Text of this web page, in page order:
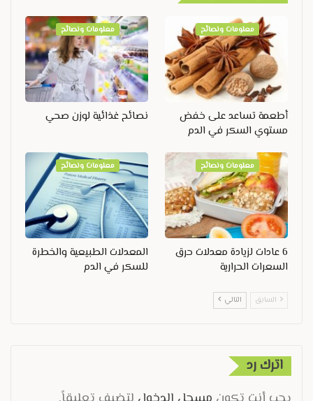
معلومات ونصائح
أطعمة تساعد على خفض
مستوي السكر في الدم
معلومات ونصائح
نصائح غذائية لوزن صحي
معلومات ونصائح
6 عادات لزيادة معدلات حرق
السعرات الحرارية
معلومات ونصائح
المعدلات الطبيعية والخطرة
للسكر في الدم
السابق التالي
اترك رد